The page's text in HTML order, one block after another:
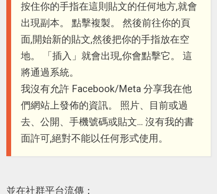
按住你的手指在這則貼文的任何地方,就會
出現副本。 點擊複製。 然後前往你的頁
面,開始新的貼文,然後把你的手指放在空
地。 「插入」就會出現,你會點擊它。 這
將通過系統。
我沒有允許 Facebook/Meta 分享我在他
們網站上發佈的資訊。 照片、目前或過
去、公開、手機號碼或貼文... 沒有我的書
面許可,絕對不能以任何形式使用。
並在社群平台流傳：